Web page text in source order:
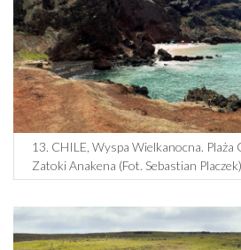
13. CHILE, Wyspa Wielkanocna. Plaża
Zatoki Anakena (Fot. Sebastian Placzek)